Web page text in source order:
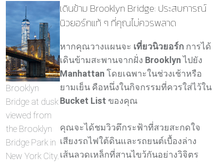
Brooklyn
Bridge at dusk
viewed from
the Brooklyn
Bridge Park in
New York City.
เดินข้าม Brooklyn Bridge: ประสบการณ์
นิวยอร์กแท้ ๆ ที่คุณไม่ควรพลาด
หากคุณวางแผนจะ เที่ยวนิวยอร์ก การได้
เดินข้ามสะพานจากฝั่ง Brooklynไปยัง
Manhattan โดยเฉพาะในช่วงเช้าหรือ
ยามเย็น คือหนึ่งในกิจกรรมที่ควรใส่ไว้ใน
Bucket List ของคุณ
คุณจะได้ชมวิวตึกระฟ้าที่สวยสะกดใจ
เสียงรถไฟใต้ดินและรถยนต์เบื้องล่าง
เส้นลวดเหล็กที่สานไขว้กันอย่างวิจิตร